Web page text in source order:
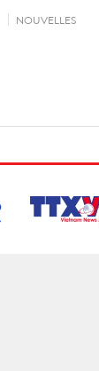
NOUVELLES